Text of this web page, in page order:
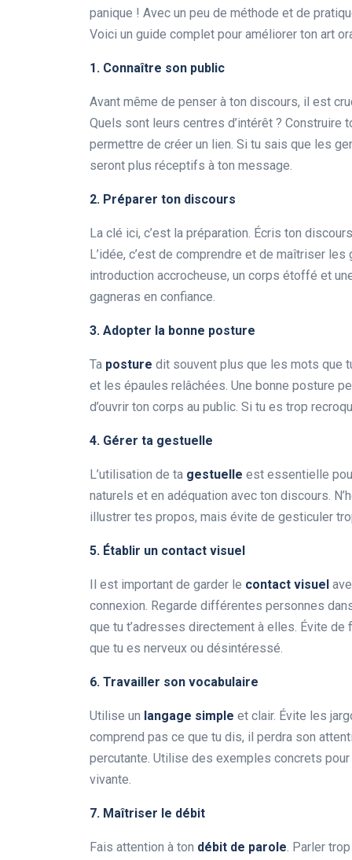
panique ! Avec un peu de méthode et de
Voici un guide complet pour améliorer ton art
1. Connaître son public
Avant même de penser à ton discours, il est
Quels sont leurs centres d’intérêt ?
permettre de créer un lien. Si tu sais que les
seront plus réceptifs à ton message.
2. Préparer ton discours
La clé ici, c’est la préparation. Écris ton
L’idée, c’est de comprendre et de maîtriser les
introduction accrocheuse, un corps étoffé et
gagneras en confiance.
3. Adopter la bonne posture
Ta posture dit souvent plus que les mots que
et les épaules relâchées. Une bonne posture
d’ouvrir ton corps au public. Si tu es trop
4. Gérer ta gestuelle
L’utilisation de ta gestuelle est essentielle
naturels et en adéquation avec ton discours.
illustrer tes propos, mais évite de gesticuler
5. Établir un contact visuel
Il est important de garder le contact visuel
connexion. Regarde différentes personnes
que tu t’adresses directement à elles. Évite
que tu es nerveux ou désintéressé.
6. Travailler son vocabulaire
Utilise un langage simple et clair. Évite les
comprend pas ce que tu dis, il perdra son
percutante. Utilise des exemples concrets
vivante.
7. Maîtriser le débit
Fais attention à ton débit de parole. Parler